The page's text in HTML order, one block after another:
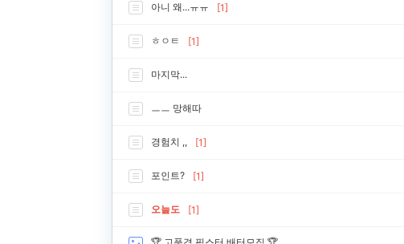
아니 왜...ㅠㅠ [1]
ㅎㅇㅌ [1]
마지막...
ㅡㅡ 망해따
경험치 ,, [1]
포인트? [1]
오늘도 [1]